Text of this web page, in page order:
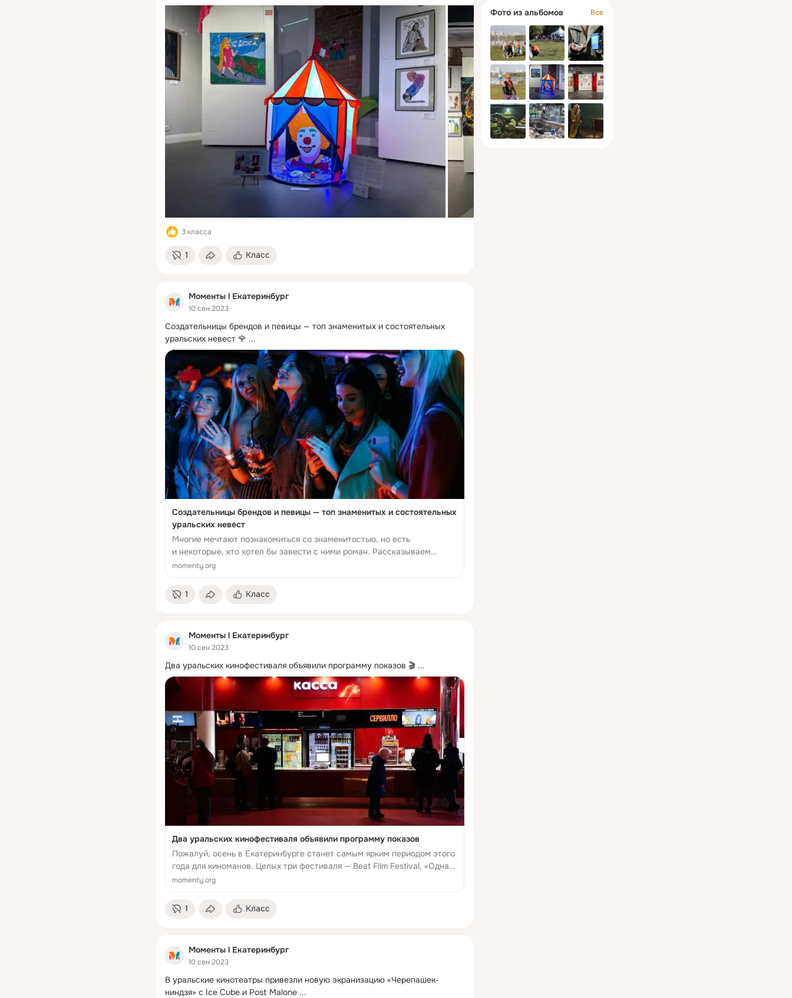
3 класса
1 Класс
Моменты l Екатеринбург
10 сен 2023
Создательницы брендов и певицы — топ знаменитых и состоятельных
уральских невест 🌹 ...
Создательницы брендов и певицы — топ знаменитых и состоятельных
уральских невест
Многие мечтают познакомиться со знаменитостью, но есть
и некоторые, кто хотел бы завести с ними роман. Рассказываем
и показываем прекрасных дам родом из Екатеринбурга, чьи ...
momenty.org
1 Класс
Моменты l Екатеринбург
10 сен 2023
Два уральских кинофестиваля объявили программу показов 🎬 ...
Два уральских кинофестиваля объявили программу показов
Пожалуй, осень в Екатеринбурге станет самым ярким периодом этого
года для киноманов. Целых три фестиваля — Beat Film Festival, «Одна
шестая» и «Ойка» пройдут в течение дождливых месяцев в столице
momenty.org
1 Класс
Моменты l Екатеринбург
10 сен 2023
В уральские кинотеатры привезли новую экранизацию «Черепашек-
ниндзя» с Ice Cube и Post Malone ...
Фото из альбомов Все